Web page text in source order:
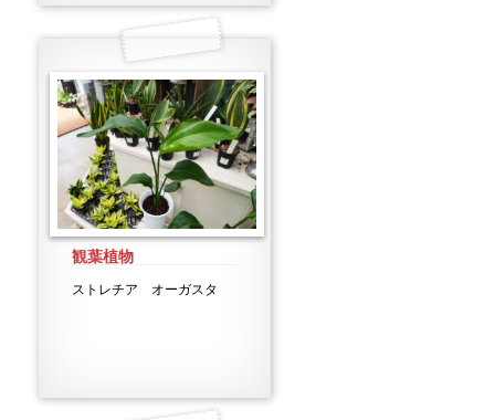
観葉植物
ストレチア オーガスタ